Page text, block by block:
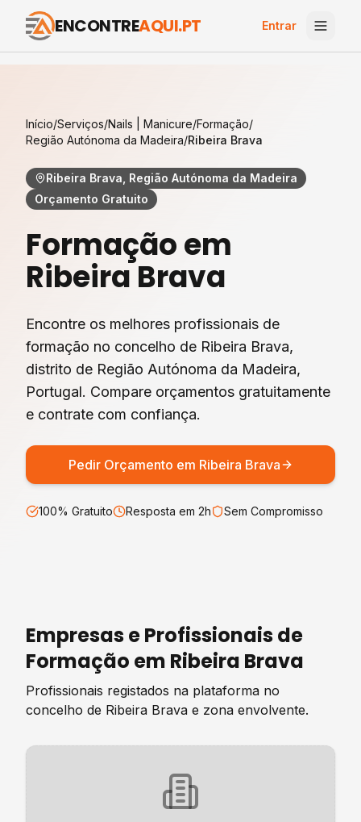
ENCONTREAQUI.PT Entrar
Início/Serviços/Nails | Manicure/Formação/
Região Autónoma da Madeira/Ribeira Brava
Ribeira Brava, Região Autónoma da Madeira
Orçamento Gratuito
Formaçãoem
Ribeira Brava
Encontre os melhores profissionais de
formação no concelho de Ribeira Brava,
distrito de Região Autónoma da Madeira,
Portugal. Compare orçamentos gratuitamente
e contrate com confiança.
Pedir Orçamento em Ribeira Brava
100% Gratuito Resposta em 2h Sem Compromisso
Empresas e Profissionais de
Formação em Ribeira Brava
Profissionais registados na plataforma no
concelho de Ribeira Brava e zona envolvente.